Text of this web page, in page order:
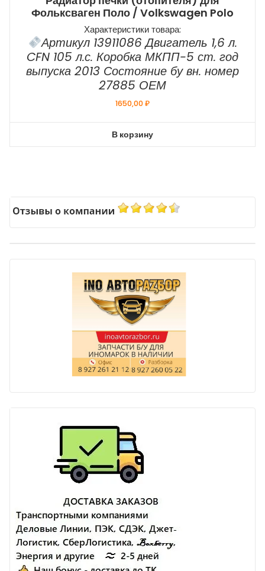
Фольксваген Поло / Volkswagen Polo
Характеристики товара:
Артикул 13911086 Двигатель 1,6 л.
CFN 105 л.с. Коробка МКПП-5 ст. год
выпуска 2013 Состояние бу вн. номер
27885 ОЕМ
1650,00₽
В корзину